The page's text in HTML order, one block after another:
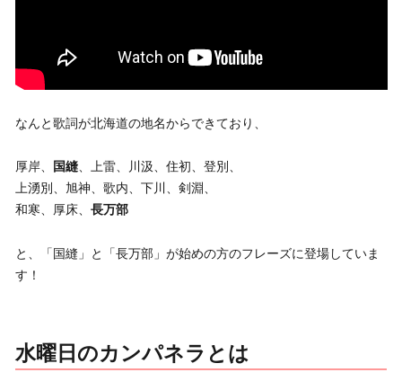
なんと歌詞が北海道の地名からできており、
厚岸、 国縫、上雷、川汲、住初、登別、
上湧別、旭神、歌内、下川、剣淵、
和寒、厚床、 長万部
と、「国縫」と「長万部」が始めの方のフレーズに登場していま
す！
水曜日のカンパネラとは